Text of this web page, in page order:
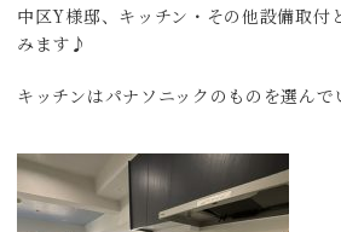
中区Y様邸、キッチン・その他設備取付
みます♪
キッチンはパナソニックのものを選んで